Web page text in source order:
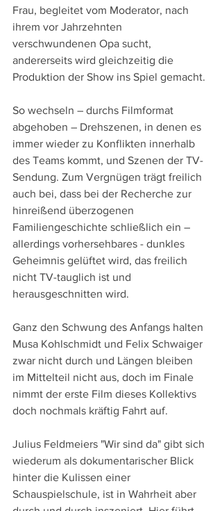
Frau, begleitet vom Moderator, nach
ihrem vor Jahrzehnten
verschwundenen Opa sucht,
andererseits wird gleichzeitig die
Produktion der Show ins Spiel gemacht.
So wechseln – durchs Filmformat
abgehoben – Drehszenen, in denen es
immer wieder zu Konflikten innerhalb
des Teams kommt, und Szenen der TV-
Sendung. Zum Vergnügen trägt freilich
auch bei, dass bei der Recherche zur
hinreißend überzogenen
Familiengeschichte schließlich ein –
allerdings vorhersehbares - dunkles
Geheimnis gelüftet wird, das freilich
nicht TV-tauglich ist und
herausgeschnitten wird.
Ganz den Schwung des Anfangs halten
Musa Kohlschmidt und Felix Schwaiger
zwar nicht durch und Längen bleiben
im Mittelteil nicht aus, doch im Finale
nimmt der erste Film dieses Kollektivs
doch nochmals kräftig Fahrt auf.
Julius Feldmeiers "Wir sind da" gibt sich
wiederum als dokumentarischer Blick
hinter die Kulissen einer
Schauspielschule, ist in Wahrheit aber